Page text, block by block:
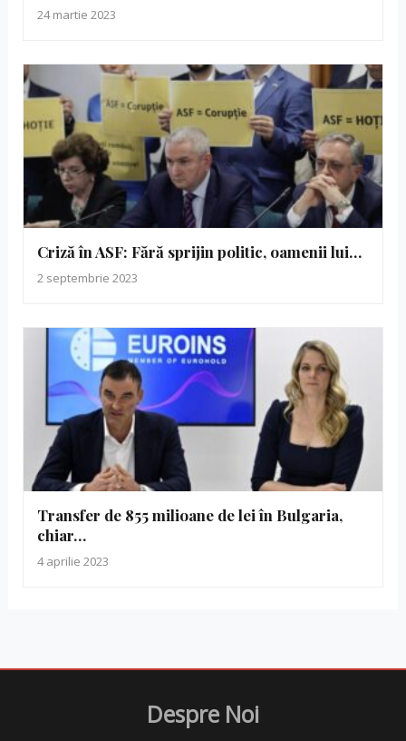
24 martie 2023
Criză în ASF: Fără sprijin politic, oamenii lui…
2 septembrie 2023
Transfer de 855 milioane de lei în Bulgaria,
chiar…
4 aprilie 2023
Despre Noi